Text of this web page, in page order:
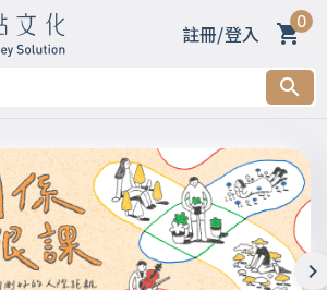
註冊/登入 0